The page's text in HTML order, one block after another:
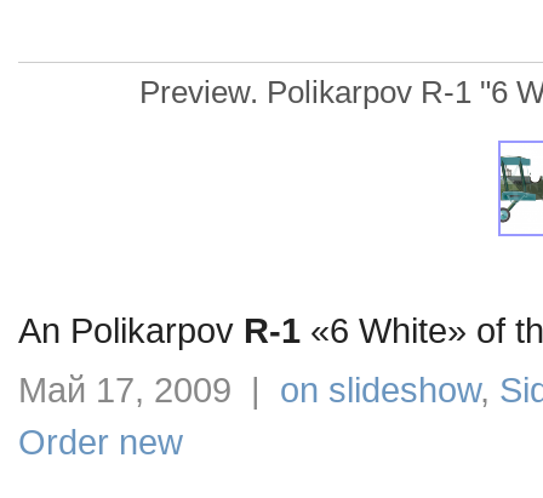
Preview. Polikarpov R-1 "6
An Polikarpov R-1 «6 White» of
Май 17, 2009 | on slideshow,
Order new